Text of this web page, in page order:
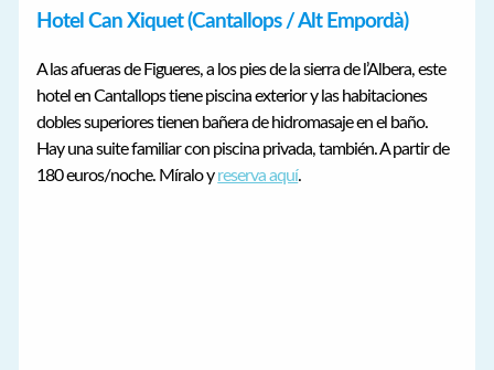
Hotel Can Xiquet (Cantallops / Alt Empordà)
A las afueras de Figueres, a los pies de la sierra de l’Albera, este
hotel en Cantallops tiene piscina exterior y las habitaciones
dobles superiores tienen bañera de hidromasaje en el baño.
Hay una suite familiar con piscina privada, también. A partir de
180 euros/noche. Míralo yreserva aquí.